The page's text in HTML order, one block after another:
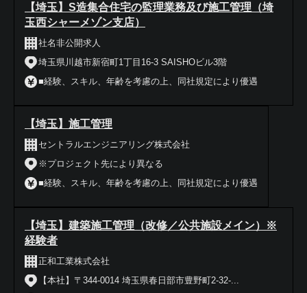
【埼玉】S造集合住宅の監理業務及び施工管理（埼
玉西シャーメゾン支店）
社名非公開求人
埼玉県川越市新宿町1丁目16-3 SAISHOビル3階
■経験、スキル、年齢を考慮の上、同社規定により優遇
【埼玉】施工管理
セントラルエンジニアリング株式会社
※プロジェクト先により異なる
■経験、スキル、年齢を考慮の上、同社規定により優遇
【埼玉】建築施工管理（改修／公共施設メイン）※
経験者
正和工業株式会社
【本社】〒344-0014 埼玉県春日部市豊野町2-32-...